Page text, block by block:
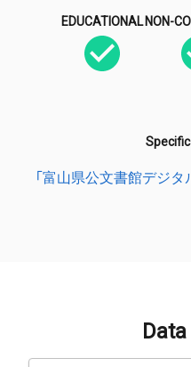
EDUCATIONAL NON-
「富山県公文書館デジタ